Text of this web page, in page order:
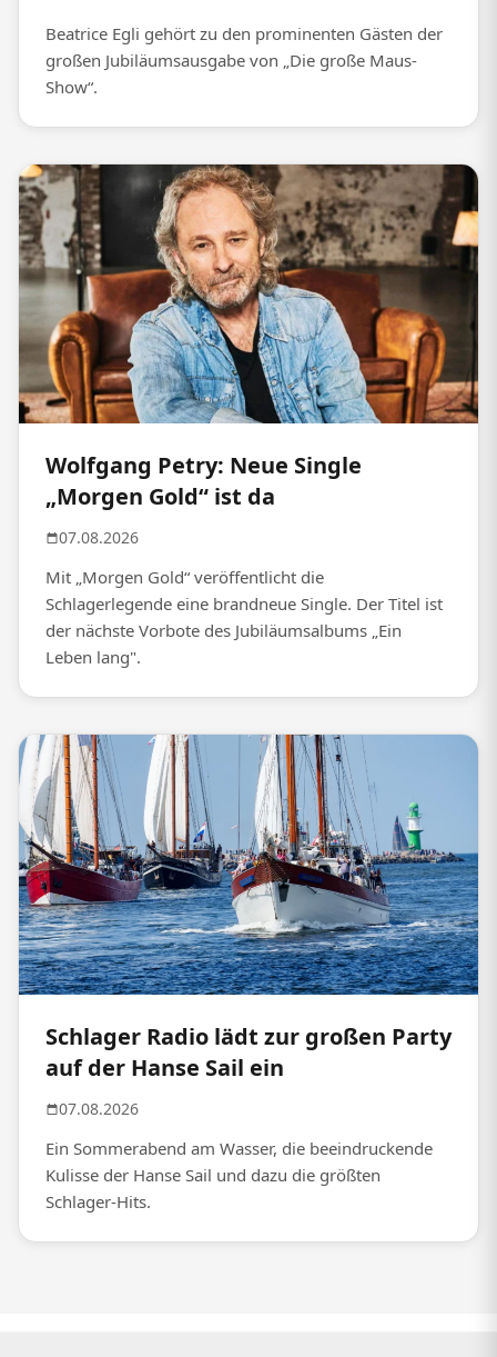
Beatrice Egli gehört zu den prominenten Gästen der
großen Jubiläumsausgabe von „Die große Maus-
Show“.
Wolfgang Petry: Neue Single
„Morgen Gold“ ist da
07.08.2026
Mit „Morgen Gold“ veröffentlicht die
Schlagerlegende eine brandneue Single. Der Titel ist
der nächste Vorbote des Jubiläumsalbums „Ein
Leben lang".
Schlager Radio lädt zur großen Party
auf der Hanse Sail ein
07.08.2026
Ein Sommerabend am Wasser, die beeindruckende
Kulisse der Hanse Sail und dazu die größten
Schlager-Hits.